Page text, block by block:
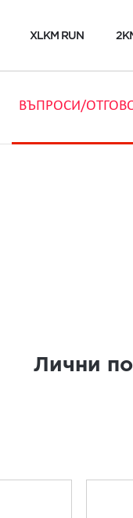
XLKM RUN
ВЪПРОСИ/
Лични